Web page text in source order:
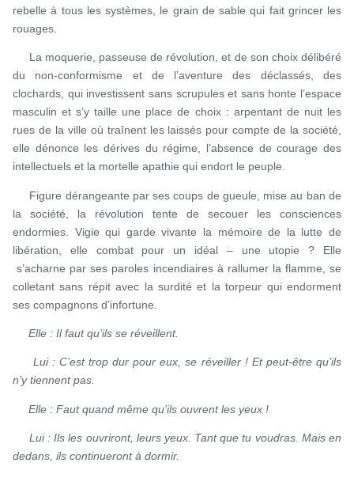
rebelle à tous les systèmes, le grain de sable qui fait grincer les
rouages.
La moquerie, passeuse de révolution, et de son choix délibéré
du non-conformisme et de l’aventure des déclassés, des
clochards, qui investissent sans scrupules et sans honte l’espace
masculin et s’y taille une place de choix : arpentant de nuit les
rues de la ville où traînent les laissés pour compte de la société,
elle dénonce les dérives du régime, l’absence de courage des
intellectuels et la mortelle apathie qui endort le peuple.
Figure dérangeante par ses coups de gueule, mise au ban de
la société, la révolution tente de secouer les consciences
endormies. Vigie qui garde vivante la mémoire de la lutte de
libération, elle combat pour un idéal – une utopie ? Elle
s’acharne par ses paroles incendiaires à rallumer la flamme, se
colletant sans répit avec la surdité et la torpeur qui endorment
ses compagnons d’infortune.
Elle : Il faut qu’ils se réveillent.
Lui : C’est trop dur pour eux, se réveiller ! Et peut-être qu’ils
n’y tiennent pas.
Elle : Faut quand même qu’ils ouvrent les yeux !
Lui : Ils les ouvriront, leurs yeux. Tant que tu voudras. Mais en
dedans, ils continueront à dormir.